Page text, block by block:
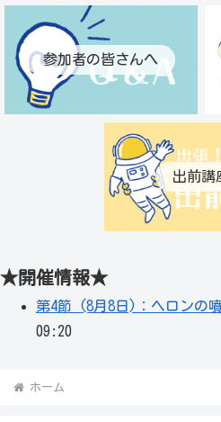
参加者の皆さんへ
出前講
★開催情報★
第4節 (8月8日)：ヘロンの
09:20
ホーム